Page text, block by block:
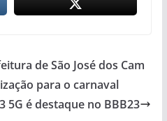
de São José dos Cam
para o carnaval
5G é destaque no BBB23